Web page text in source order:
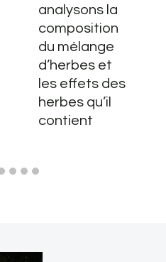
analysons la
composition
du mélange
d’herbes et
les effets des
herbes qu’il
contient